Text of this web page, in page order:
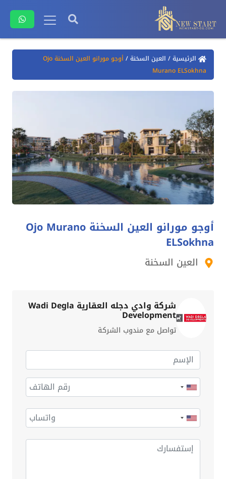
الرئيسية/ العين السخنة/
أوجو مورانو العين السخنة Ojo
Murano ELSokhna
أوجو مورانو العين السخنة Ojo Murano
ELSokhna
العين السخنة
شركة وادي دجله العقارية Wadi Degla
Development
تواصل مع مندوب الشركة